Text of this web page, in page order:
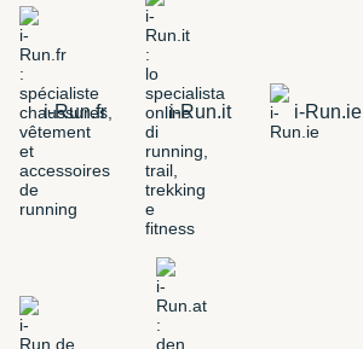
i-Run.fr i-Run.it i-Run.ie